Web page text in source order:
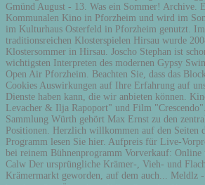
Gmünd August - 13. Was ein Sommer! Archive.
Kommunalen Kino in Pforzheim und wird im
im Kulturhaus Osterfeld in Pforzheim genutzt.
traditionsreichen Klosterspielen Hirsau wurde
Klostersommer in Hirsau. Joscho Stephan ist
wichtigsten Interpreten des modernen Gypsy
Open Air Pforzheim. Beachten Sie, dass das
Cookies Auswirkungen auf Ihre Erfahrung auf
Dienste haben kann, die wir anbieten können.
Levacher & Ilja Rapoport" und Film
Sammlung Würth gehört Max Ernst zu den
Positionen. Herzlich willkommen auf den Seiten
Programm lesen Sie hier. Aufpreis für Live-
bei reinem Bühnenprogramm Vorverkauf:
Calw Der ursprüngliche Krämer-, Vieh- und
Krämermarkt geworden, auf dem auch... Meldlz